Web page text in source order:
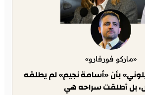
«ماركو فورفارو»
بأن «أسامة نجيم» لم يطلقه
بل أطلقت سراحه هي